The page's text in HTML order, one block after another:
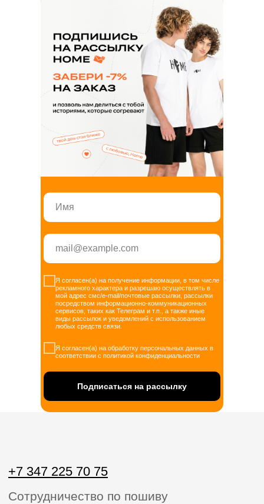
Я согласен(а) на получение информации, в том числе
рекламного характера и разрешаю осуществлять в
мой адрес смс/e-mail/почтовые рассылки, рассылки
посредством информационно-коммуникационных
сервисов, таких как Телеграм и т.п., а также иные
виды рассылок и уведомлений с использованием
любых средств связи.
Я согласен(а) на обработку персональных данных в
соответствии с политикой конфиденциальности
Подписаться на рассылку